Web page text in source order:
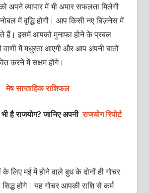
अपने व्‍यापार में भी अपार सफलता मिलेगी
में वृद्धि होगी। आप किसी नए बिज़नेस में
हैं। इसमें आपको मुनाफा होने के प्रबल
में मधुरता आएगी और आप अपनी बातों
करने में सक्षम होंगे।
मेष साप्ताहिक राशिफल
है राजयोग? जानिए अपनीराजयोग रिपोर्ट
के लिए मई में होने वाले बुध के दोनों ही गोचर
होंगे। यह गोचर आपकी राशि से कर्म